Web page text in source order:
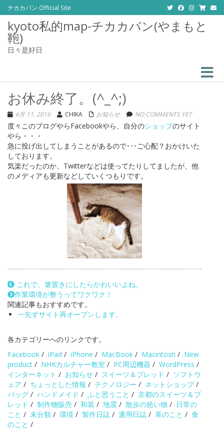
チカカバン Official Site
kyoto私的map-チカカバン(やまもと
鞄)
日々是好日
お休み終了。(^_^;)
6月 11, 2016 CHIKA お知らせ NO COMMENTS YET
度々このブログやらFacebookやら、自分のショップのサイト
やら・・・
急に投げ出してしまうことがあるので･･･ご心配？おかけいた
しております。
気楽だったのか、Twitterなどは使ってたりしてましたが、他
のメディアも更新などしていくつもりです。
これで、箸置きにしたらかわいいよね。
作業環境が整うってワクワク！
関連記事もおすすめです。
一先ずサイト再オープンします。
各カテゴリーへのリンクです。
Facebook / iPad / iPhone / MacBook / Macintosh / New
product / NHKカルチャー教室 / PC周辺機器 / WordPress /
インターネット / お知らせ / スイーツ＆ブレッド / ソフトウ
ェア / ちょっとした情報 / テクノロジー / ネットショップ/
バッグ / ハンドメイド / ふと思うこと / 京都のスイーツ＆ブ
レッド / 制作物販売 / 和装 / 地震 / 散歩の拾い物 / 日常の
こと / 未分類 / 環境 / 製作日誌 / 運用日誌 / 革のこと / 食
のこと /